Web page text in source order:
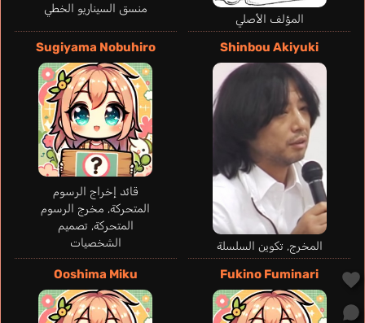
المؤلف الأصلي
منسق السيناريو الخطي
Shinbou Akiyuki
المخرج, تكوين السلسلة
Sugiyama Nobuhiro
قائد إخراج الرسوم
المتحركة, مخرج الرسوم
المتحركة, تصميم
الشخصيات
Fukino Fuminari
Ooshima Miku
Kawamoto Akari
Kayano Ai